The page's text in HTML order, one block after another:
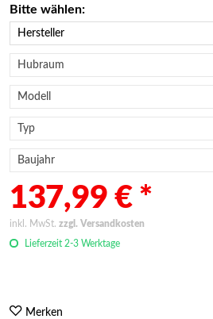
Bitte wählen:
137,99 € *
inkl. MwSt. zzgl. Versandkosten
Lieferzeit 2-3 Werktage
Merken